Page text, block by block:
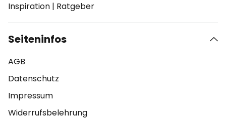
Inspiration | Ratgeber
Seiteninfos
AGB
Datenschutz
Impressum
Widerrufsbelehrung